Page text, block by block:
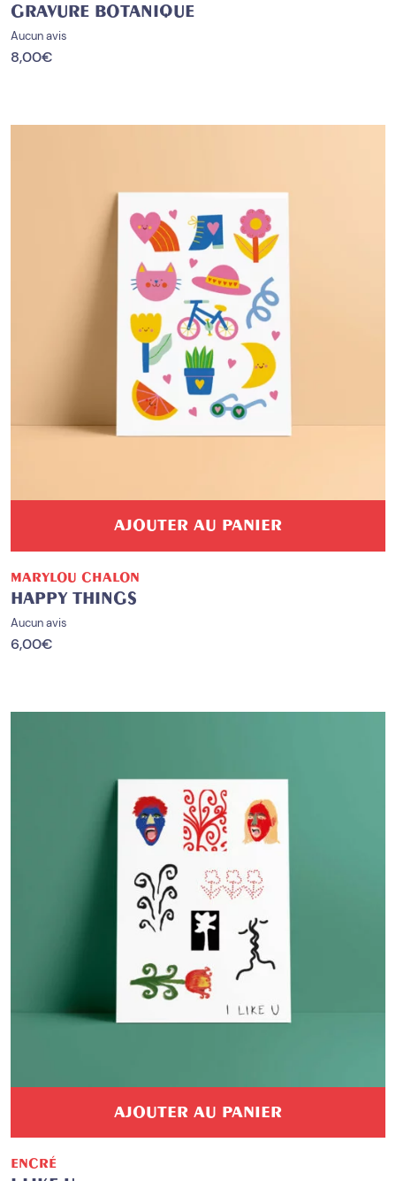
GRAVURE BOTANIQUE
Aucun avis
8,00€
AJOUTER AU PANIER
MARYLOU CHALON
HAPPY THINGS
Aucun avis
6,00€
AJOUTER AU PANIER
ENCRÉ